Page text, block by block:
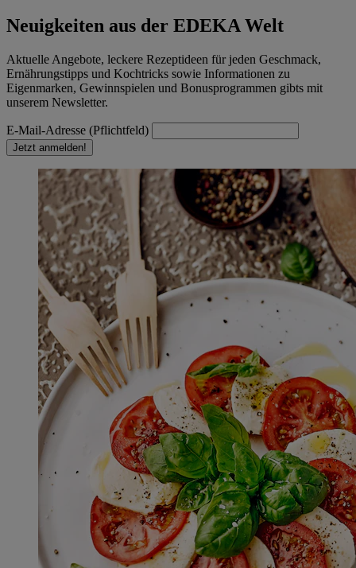
Neuigkeiten aus der EDEKA Welt
Aktuelle Angebote, leckere Rezeptideen für jeden Geschmack,
Ernährungstipps und Kochtricks sowie Informationen zu
Eigenmarken, Gewinnspielen und Bonusprogrammen gibts mit
unserem Newsletter.
E-Mail-Adresse (Pflichtfeld)
Jetzt anmelden!